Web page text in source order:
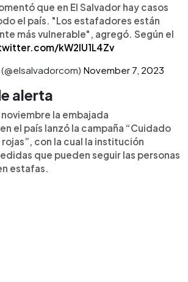
que en El Salvador hay casos
el país. "Los estafadores están
más vulnerable", agregó. Según el
kW2lU1L4Zv
November 7, 2023
alerta
la embajada
el país lanzó la campaña “Cuidado
con la cual la institución
que pueden seguir las personas
estafas.